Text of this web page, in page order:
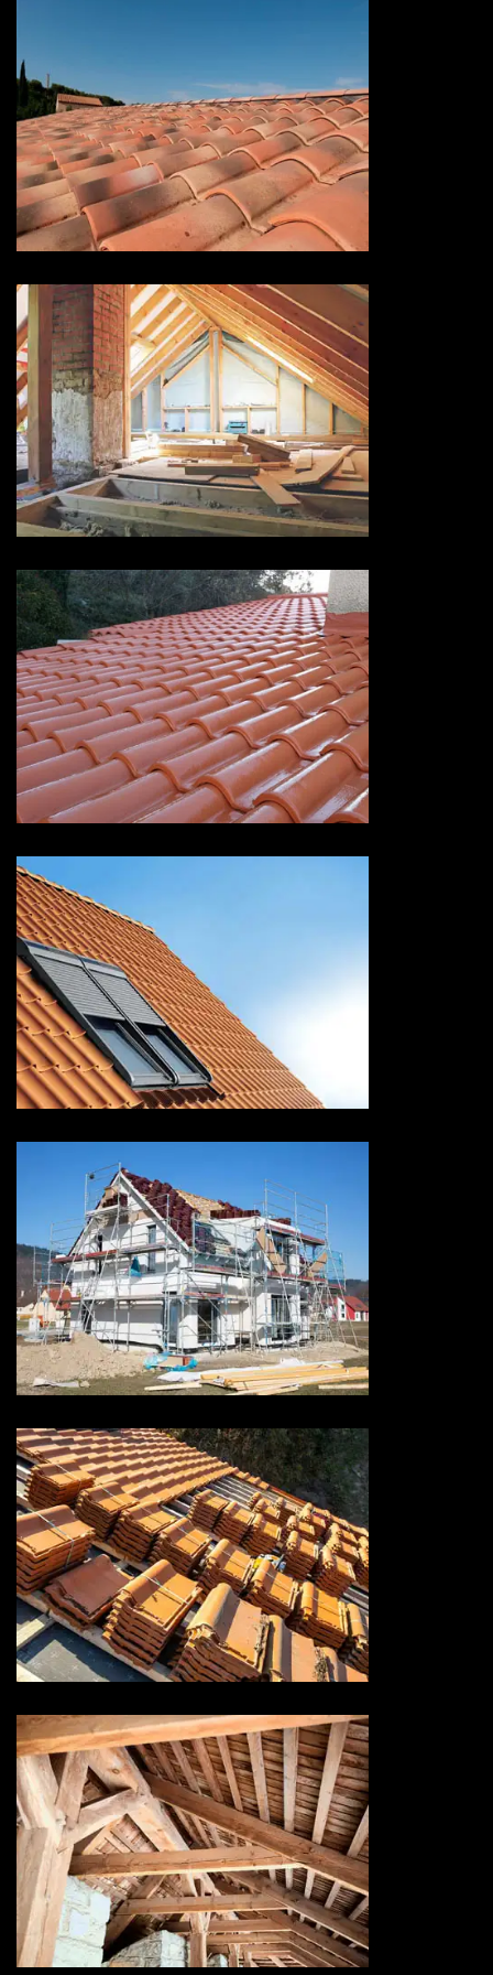
Devis hydrofuge toiture 73
Savoie
Isolation de toiture 73 Savoie
Devis peinture sur tuiles 73
Savoie
Pose de velux 73 Savoie
Ravalement de façade 73
Savoie
Rénovation de toiture 73
Savoie
Traitement de charpente 73
Savoie